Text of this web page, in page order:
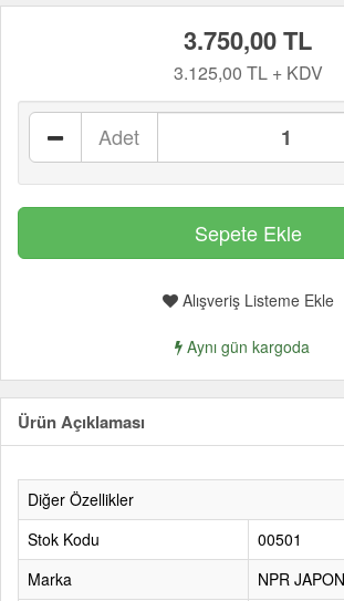
3.750,00 TL
3.125,00 TL + KDV
Adet
Alışveriş Listeme Ekle
Aynı gün kargoda
Ürün Açıklaması
Diğer Özellikler
Stok Kodu
00501
Marka
NPR JAPON